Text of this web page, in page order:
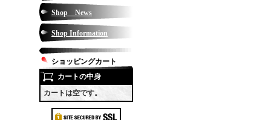
Shop News
Shop Information
ショッピングカート
カートの中身
カートは空です。